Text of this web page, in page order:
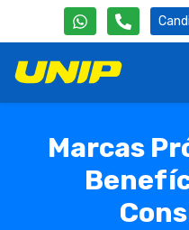
Marcas